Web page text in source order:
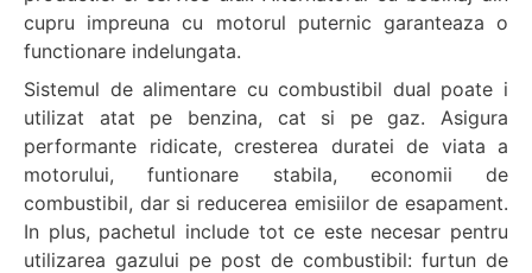
cupru impreuna cu motorul puternic garanteaza o
functionare indelungata.
Sistemul de alimentare cu combustibil dual poate i
utilizat atat pe benzina, cat si pe gaz. Asigura
performante ridicate, cresterea duratei de viata a
motorului, funtionare stabila, economii de
combustibil, dar si reducerea emisiilor de esapament.
In plus, pachetul include tot ce este necesar pentru
utilizarea gazului pe post de combustibil: furtun de